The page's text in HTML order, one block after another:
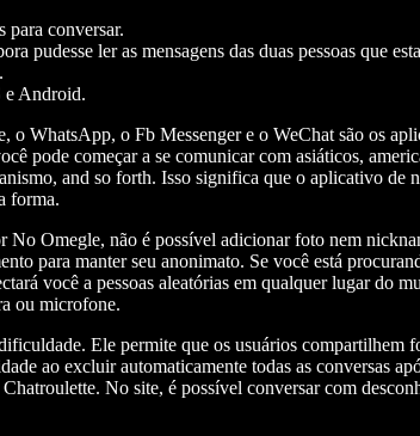
para conversar.
pudesse ler as mensagens das duas pessoas que
e Android.
WhatsApp, o Fb Messenger e o WeChat são os
pode começar a se comunicar com asiáticos,
and so forth. Isso significa que o aplicativo de
forma.
Omegle, não é possível adicionar foto nem
para manter seu anonimato. Se você está
você a pessoas aleatórias em qualquer lugar do
ou microfone.
Ele permite que os usuários compartilhem
ao excluir automaticamente todas as conversas
No site, é possível conversar com